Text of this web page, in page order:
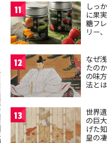
11
しっ
に果
糖フ
リー
12
なぜ
たの
の味
法とは
13
世界
の巨
げた
皇の